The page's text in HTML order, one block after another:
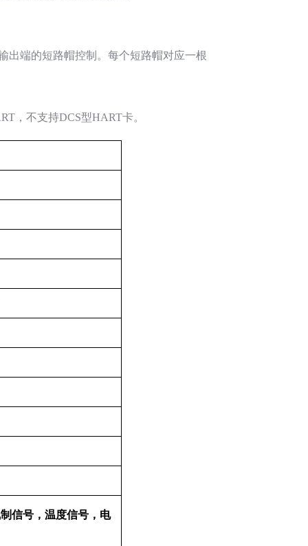
出端的短路帽控制。每个短路帽对应一根
，不支持DCS型HART卡。
信号，温度信号，电